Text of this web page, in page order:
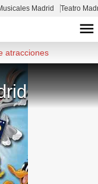
Madrid Teatro
atracciones